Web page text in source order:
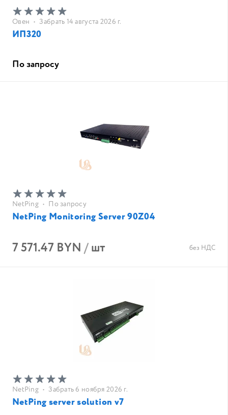
Овен • Забрать 14 августа 2026 г.
ИП320
По запросу
NetPing • По запросу
NetPing Monitoring Server 90Z04
7 571.47 BYN/шт без НДС
NetPing • Забрать 6 ноября 2026 г.
NetPing server solution v7